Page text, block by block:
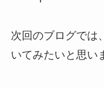
次回のブログでは
いてみたいと思い